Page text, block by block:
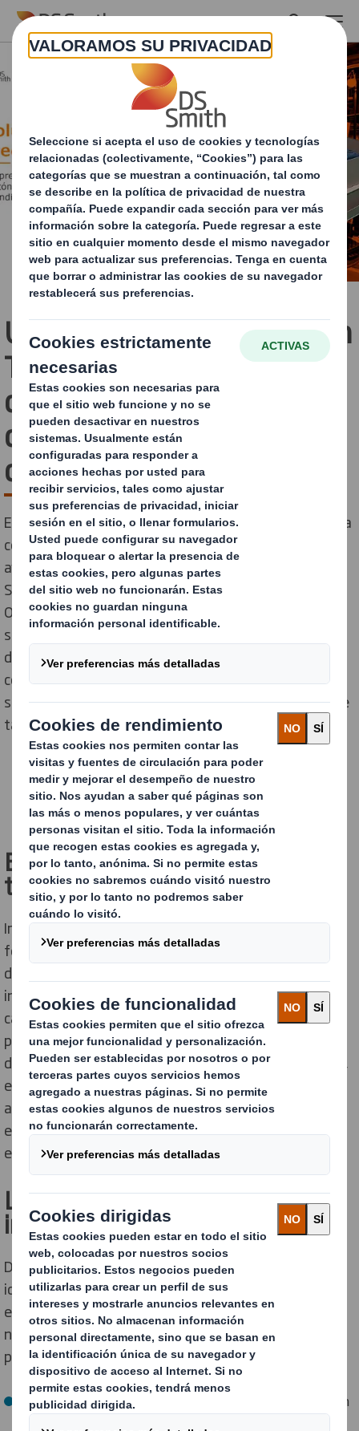
Skip to main content
Un caso de éxito: DS Smith
Tecnicarton y OPmobility
desarrollan una solución
de embalaje para
depósitos de combustible
En la zona industrial del noroeste de España, Vigo se ha
consolidado como un epicentro de soluciones
avanzadas para la automoción. En este escenario, DS
Smith Tecnicarton, expertos en embalaje industrial, y
OPmobility, líderes en movilidad sostenible, han unido
su talento para resolver un desafío clave: transportar
depósitos de combustible de forma segura, eficiente y
con un embalaje 100% reciclable. El resultado es una
solución que no solo protege piezas delicadas, sino que
también reduce residuos en la industria.
El reto: más allá de la caja
tradicional
Imagina un depósito de combustible para automóviles:
formas irregulares, componentes frágiles como bocas
de carga o pantallas térmicas, y la necesidad de llegar
intacto a su destino. Las soluciones convencionales —
cajas genéricas que apilaban dos unidades sin
protección interna— presentaban muchos problemas
durante el transporte. Los riesgos de daños eran altos,
el espacio se desaprovechaba y los residuos se
acumulaban. OPmobility necesitaba algo diferente: un
embalaje que combinara resistencia, eficiencia y un
enfoque verde para su cadena de suministro.
La respuesta: un diseño
inteligente en cartón ondulado
Desde nuestra planta en Vigo, DS Smith Tecnicarton
ideó una solución a medida. Fabricado completamente
en cartón ondulado de alta resistencia, este embalaje
no es una simple caja, sino un sistema ingenioso en kit
premotando que incluye:
Seis Celdilleros plegables
: mantienen el depósito fijo en
tres ejes.